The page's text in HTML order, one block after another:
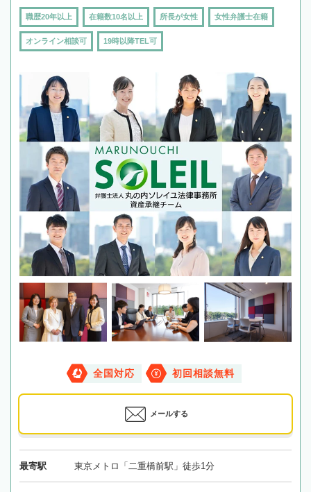
職歴20年以上 在籍数10名以上 所長が女性 女性弁護士在籍
オンライン相談可 19時以降TEL可
全国対応 初回相談無料
メールする
最寄駅 東京メトロ「二重橋前駅」徒歩1分